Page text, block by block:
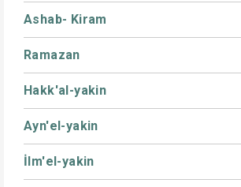
Ashab- Kiram
Ramazan
Hakk'al-yakin
Ayn'el-yakin
İlm'el-yakin